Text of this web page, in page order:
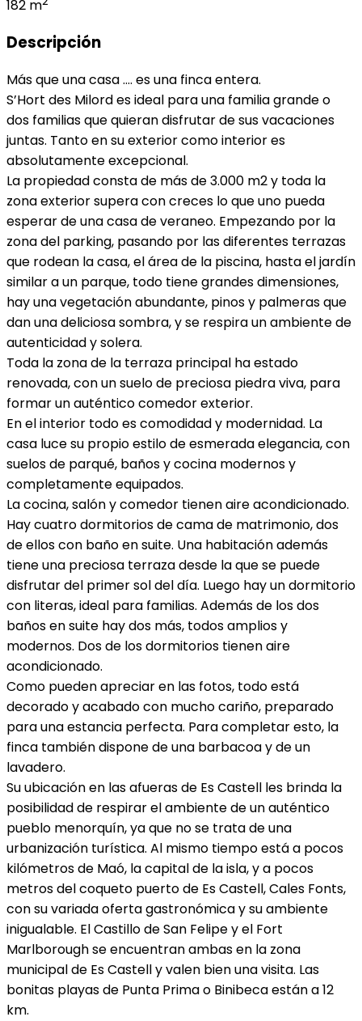
182 m
Descripción
Más que una casa …. es una finca entera.
S’Hort des Milord es ideal para una familia grande o
dos familias que quieran disfrutar de sus vacaciones
juntas. Tanto en su exterior como interior es
absolutamente excepcional.
La propiedad consta de más de 3.000 m2 y toda la
zona exterior supera con creces lo que uno pueda
esperar de una casa de veraneo. Empezando por la
zona del parking, pasando por las diferentes terrazas
que rodean la casa, el área de la piscina, hasta el jardín
similar a un parque, todo tiene grandes dimensiones,
hay una vegetación abundante, pinos y palmeras que
dan una deliciosa sombra, y se respira un ambiente de
autenticidad y solera.
Toda la zona de la terraza principal ha estado
renovada, con un suelo de preciosa piedra viva, para
formar un auténtico comedor exterior.
En el interior todo es comodidad y modernidad. La
casa luce su propio estilo de esmerada elegancia, con
suelos de parqué, baños y cocina modernos y
completamente equipados.
La cocina, salón y comedor tienen aire acondicionado.
Hay cuatro dormitorios de cama de matrimonio, dos
de ellos con baño en suite. Una habitación además
tiene una preciosa terraza desde la que se puede
disfrutar del primer sol del día. Luego hay un dormitorio
con literas, ideal para familias. Además de los dos
baños en suite hay dos más, todos amplios y
modernos. Dos de los dormitorios tienen aire
acondicionado.
Como pueden apreciar en las fotos, todo está
decorado y acabado con mucho cariño, preparado
para una estancia perfecta. Para completar esto, la
finca también dispone de una barbacoa y de un
lavadero.
Su ubicación en las afueras de Es Castell les brinda la
posibilidad de respirar el ambiente de un auténtico
pueblo menorquín, ya que no se trata de una
urbanización turística. Al mismo tiempo está a pocos
kilómetros de Maó, la capital de la isla, y a pocos
metros del coqueto puerto de Es Castell, Cales Fonts,
con su variada oferta gastronómica y su ambiente
inigualable. El Castillo de San Felipe y el Fort
Marlborough se encuentran ambas en la zona
municipal de Es Castell y valen bien una visita. Las
bonitas playas de Punta Prima o Binibeca están a 12
km.